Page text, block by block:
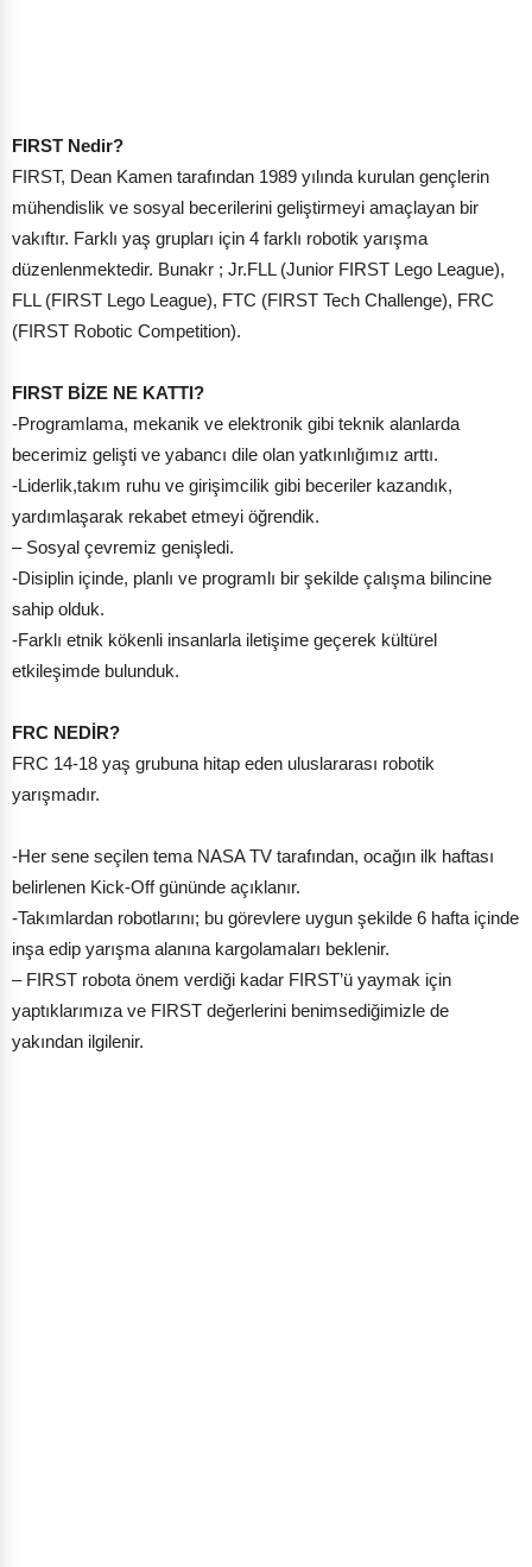
FIRST Nedir?
FIRST, Dean Kamen tarafından 1989 yılında kurulan gençlerin
mühendislik ve sosyal becerilerini geliştirmeyi amaçlayan bir
vakıftır. Farklı yaş grupları için 4 farklı robotik yarışma
düzenlenmektedir. Bunakr ; Jr.FLL (Junior FIRST Lego League),
FLL (FIRST Lego League), FTC (FIRST Tech Challenge), FRC
(FIRST Robotic Competition).
FIRST BİZE NE KATTI?
-Programlama, mekanik ve elektronik gibi teknik alanlarda
becerimiz gelişti ve yabancı dile olan yatkınlığımız arttı.
-Liderlik,takım ruhu ve girişimcilik gibi beceriler kazandık,
yardımlaşarak rekabet etmeyi öğrendik.
– Sosyal çevremiz genişledi.
-Disiplin içinde, planlı ve programlı bir şekilde çalışma bilincine
sahip olduk.
-Farklı etnik kökenli insanlarla iletişime geçerek kültürel
etkileşimde bulunduk.
FRC NEDİR?
FRC 14-18 yaş grubuna hitap eden uluslararası robotik
yarışmadır.
-Her sene seçilen tema NASA TV tarafından, ocağın ilk haftası
belirlenen Kick-Off gününde açıklanır.
-Takımlardan robotlarını; bu görevlere uygun şekilde 6 hafta içinde
inşa edip yarışma alanına kargolamaları beklenir.
– FIRST robota önem verdiği kadar FIRST’ü yaymak için
yaptıklarımıza ve FIRST değerlerini benimsediğimizle de
yakından ilgilenir.